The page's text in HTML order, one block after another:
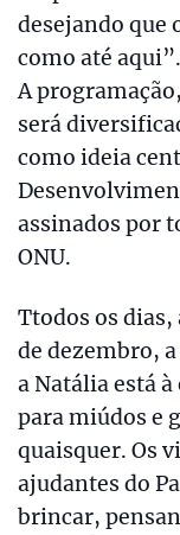
desejando que
como até aqui”.
A
será
como ideia
assinados por
ONU.
Ttodos os dias,
de dezembro,
a Natália está
para miúdos e
quaisquer. Os
ajudantes do
brincar,